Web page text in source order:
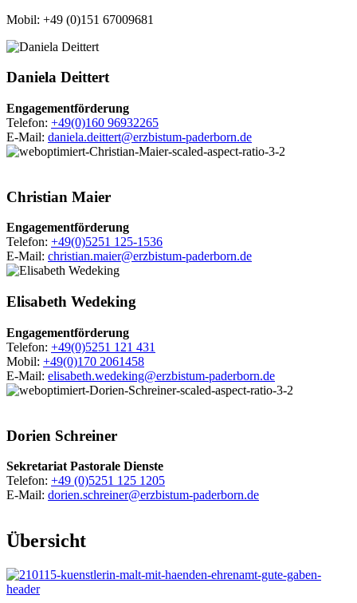
Mobil: +49 (0)151 67009681
Daniela Deittert
Engagementförderung
Telefon: +49(0)160 96932265
E-Mail: daniela.deittert@erzbistum-paderborn.de
Christian Maier
Engagementförderung
Telefon: +49(0)5251 125-1536
E-Mail: christian.maier@erzbistum-paderborn.de
Elisabeth Wedeking
Engagementförderung
Telefon: +49(0)5251 121 431
Mobil: +49(0)170 2061458
E-Mail: elisabeth.wedeking@erzbistum-paderborn.de
Dorien Schreiner
Sekretariat Pastorale Dienste
Telefon: +49 (0)5251 125 1205
E-Mail: dorien.schreiner@erzbistum-paderborn.de
Übersicht